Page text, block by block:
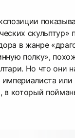
скульптур»
в жанре
полку»,
Но что они
или
в который